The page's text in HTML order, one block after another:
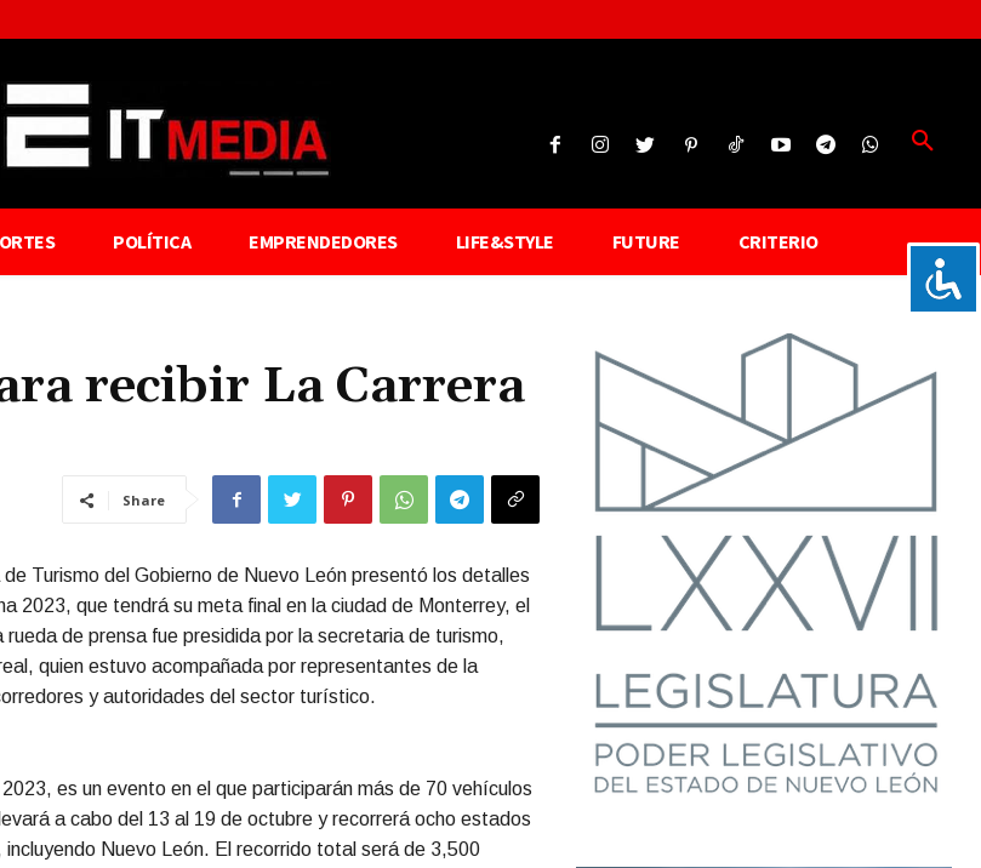
POLÍTICA EMPRENDEDORES LIFE&STYLE FUTURE CRITERIO
recibir La Carrera
Share
de Turismo del Gobierno de Nuevo León presentó los detalles
2023, que tendrá su meta final en la ciudad de Monterrey, el
de prensa fue presidida por la secretaria de turismo,
quien estuvo acompañada por representantes de la
y autoridades del sector turístico.
2023, es un evento en el que participarán más de 70 vehículos
a cabo del 13 al 19 de octubre y recorrerá ocho estados
Nuevo León. El recorrido total será de 3,500